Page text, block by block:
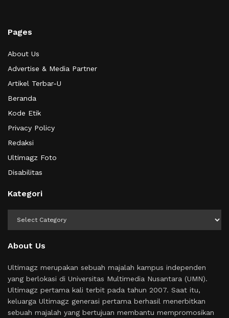
Pages
About Us
Advertise & Media Partner
Artikel Terbar-U
Beranda
Kode Etik
Privacy Policy
Redaksi
Ultimagz Foto
Disabilitas
Kategori
About Us
Ultimagz merupakan sebuah majalah kampus independen
yang berlokasi di Universitas Multimedia Nusantara (UMN).
Ultimagz pertama kali terbit pada tahun 2007. Saat itu,
keluarga Ultimagz generasi pertama berhasil menerbitkan
sebuah majalah yang bertujuan membantu mempromosikan